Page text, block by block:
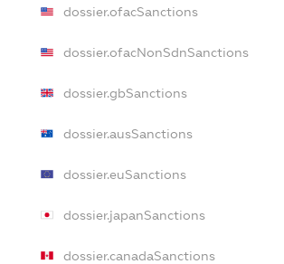
dossier.ofacSanctions
dossier.ofacNonSdnSanctions
dossier.gbSanctions
dossier.ausSanctions
dossier.euSanctions
dossier.japanSanctions
dossier.canadaSanctions